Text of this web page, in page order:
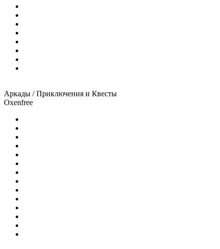
Аркады / Приключения и Квесты
Oxenfree